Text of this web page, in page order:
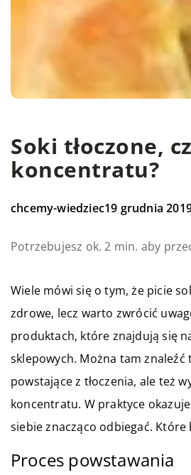
Soki tłoczone,
koncentratu?
chcemy-wiedziec19 grudnia
Potrzebujesz ok. 2 min. aby
Wiele mówi się o tym, że picie
zdrowe, lecz warto zwrócić
produktach, które znajdują się
sklepowych. Można tam
powstające z tłoczenia, ale też
koncentratu. W praktyce
siebie znacząco odbiegać. Które
Proces powstawania